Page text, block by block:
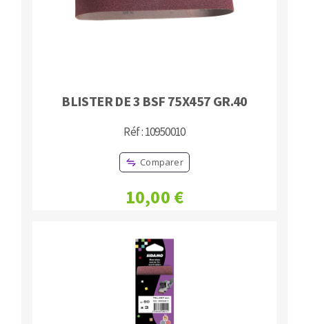
BLISTER DE 3 BSF 75X457 GR.40
Réf : 10950010
Comparer
10,00 €